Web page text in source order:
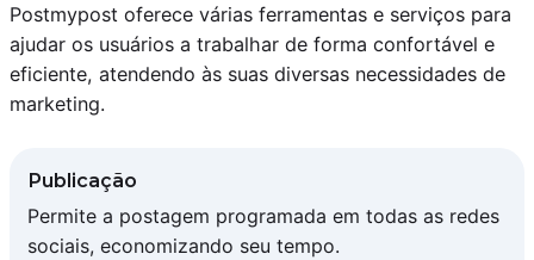
Postmypost oferece várias ferramentas e serviços para
ajudar os usuários a trabalhar de forma confortável e
eficiente, atendendo às suas diversas necessidades de
marketing.
Publicação
Permite a postagem programada em todas as redes
sociais, economizando seu tempo.